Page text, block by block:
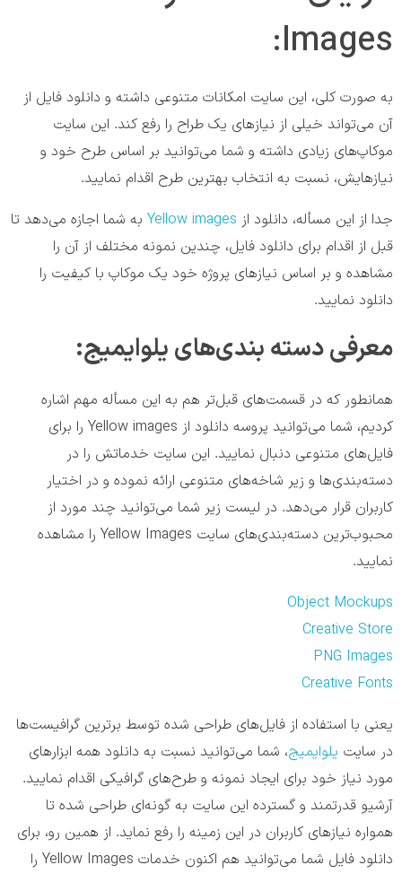
Images:
به صورت کلی، این سایت امکانات متنوعی داشته و دانلود فایل از
آن می‌تواند خیلی از نیاز‌های یک طراح را رفع کند. این سایت
موکاپ‌های زیادی داشته و شما می‌توانید بر اساس طرح خود و
نیاز‌هایش، نسبت به انتخاب بهترین طرح اقدام نمایید.
جدا از این مسأله، دانلود از Yellow images به شما اجازه می‌دهد تا
قبل از اقدام برای دانلود فایل، چندین نمونه مختلف از آن را
مشاهده و بر اساس نیاز‌های پروژه خود یک موکاپ با کیفیت را
دانلود نمایید.
معرفی دسته بندی‌های یلوایمیج:
همانطور که در قسمت‌های قبل‌تر هم به این مسأله مهم اشاره
کردیم، شما می‌توانید پروسه دانلود از Yellow images را برای
فایل‌های متنوعی دنبال نمایید. این سایت خدماتش را در
دسته‌بندی‌ها و زیر شاخه‌های متنوعی ارائه نموده و در اختیار
کاربران قرار می‌دهد. در لیست زیر شما می‌توانید چند مورد از
محبوب‌ترین دسته‌بندی‌های سایت Yellow Images را مشاهده
نمایید.
Object Mockups
Creative Store
PNG Images
Creative Fonts
یعنی با استفاده از فایل‌های طراحی شده توسط برترین گرافیست‌ها
در سایت یلو‌ایمیج، شما می‌توانید نسبت به دانلود همه ابزار‌های
مورد نیاز خود برای ایجاد نمونه و طرح‌های گرافیکی اقدام نمایید.
آرشیو قدرتمند و گسترده این سایت به گونه‌ای طراحی شده تا
همواره نیاز‌های کاربران در این زمینه را رفع نماید. از همین رو، برای
دانلود فایل شما می‌توانید هم اکنون خدمات Yellow Images را